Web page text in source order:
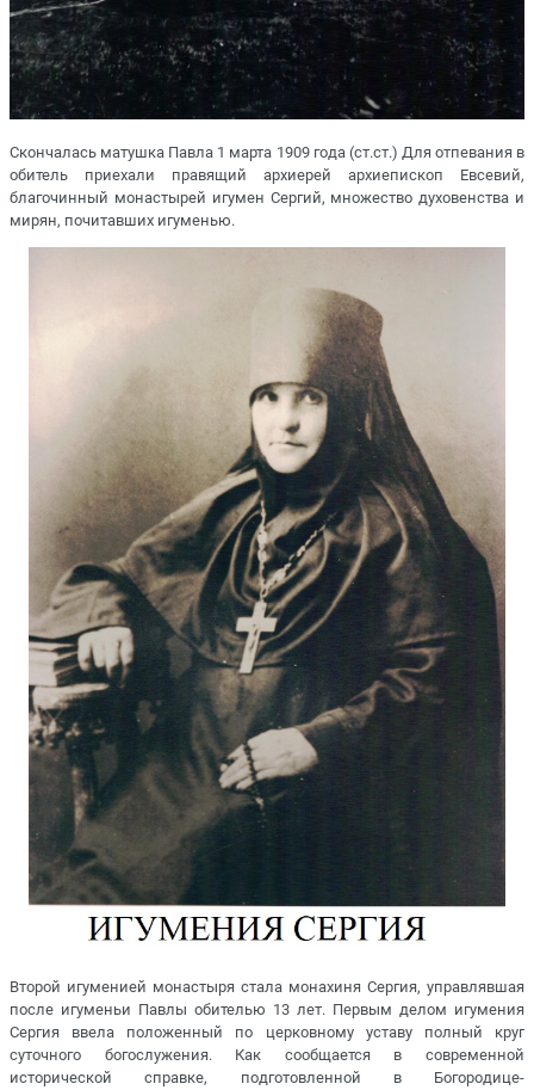
Скончалась матушка Павла 1 марта 1909 года (ст.ст.) Для отпевания в
обитель приехали правящий архиерей архиепископ Евсевий,
благочинный монастырей игумен Сергий, множество духовенства и
мирян, почитавших игуменью.
Второй игуменией монастыря стала монахиня Сергия, управлявшая
после игуменьи Павлы обителью 13 лет. Первым делом игумения
Сергия ввела положенный по церковному уставу полный круг
суточного богослужения. Как сообщается в современной
исторической справке, подготовленной в Богородице-